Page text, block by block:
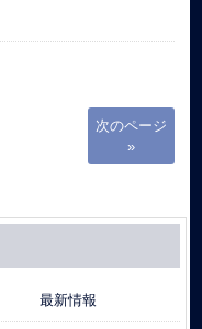
次のページ
»
最新情報